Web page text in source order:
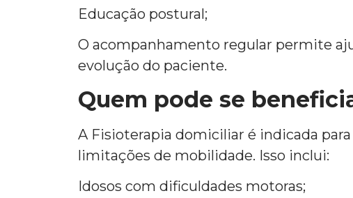
Educação postural;
O acompanhamento regular permite
evolução do paciente.
Quem pode se
A Fisioterapia domiciliar é indicada
limitações de mobilidade. Isso inclui:
Idosos com dificuldades motoras;